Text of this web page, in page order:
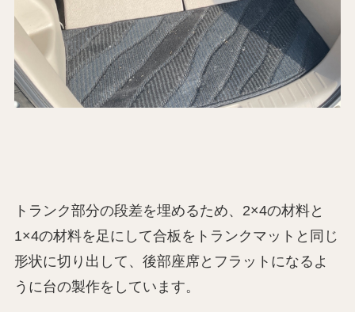
トランク部分の段差を埋めるため、2×4の材料と
1×4の材料を足にして合板をトランクマットと同じ
形状に切り出して、後部座席とフラットになるよ
うに台の製作をしています。